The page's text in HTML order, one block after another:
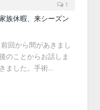
1
族休暇、来シーズン
回から間があきまし
のことからお話しま
ました。手術…